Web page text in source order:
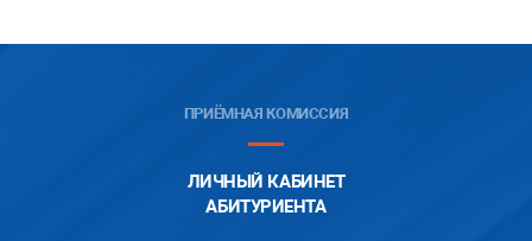
ПРИЁМНАЯ КОМИССИЯ
ЛИЧНЫЙ КАБИНЕТ
АБИТУРИЕНТА